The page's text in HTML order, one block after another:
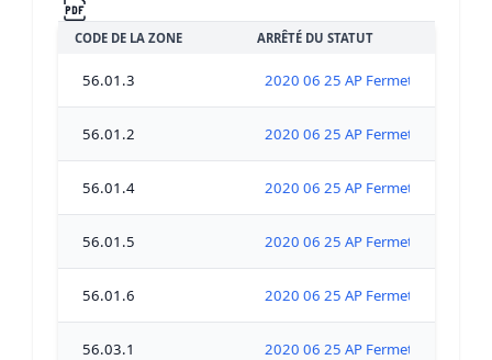
CODE DE LA ZONE ARRÊTÉ DU STATUT
56.01.3
56.01.2
56.01.4
56.01.5
56.01.6
56.03.1